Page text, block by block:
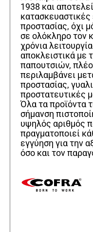
1938 και
κατασκευαστικές
προστασίας, όχι
σε ολόκληρο τον
χρόνια
αποκλειστικά με
παπουτσιών,
περιλαμβάνει
προστασίας,
προστατευτικές
Όλα τα προϊόντα
σήμανση
υψηλός αριθμός
πραγματοποιεί
εγγύηση για την
όσο και τον